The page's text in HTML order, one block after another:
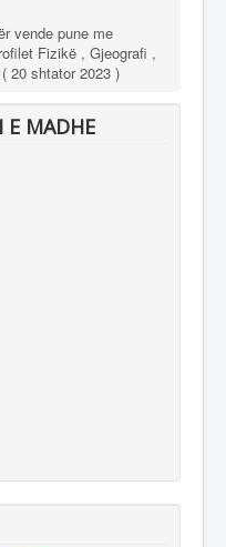
vende pune me
Fizikë , Gjeografi ,
20 shtator 2023 )
E MADHE